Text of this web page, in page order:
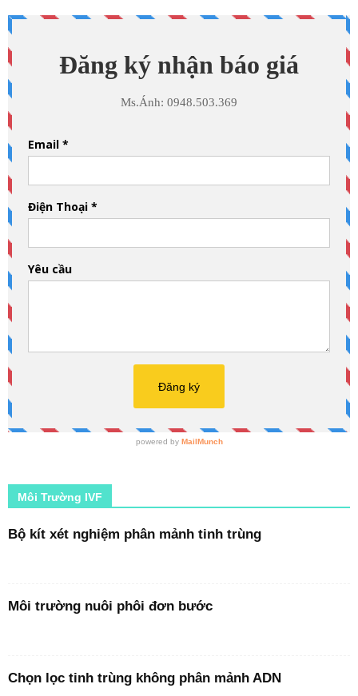
Môi Trường IVF
Bộ kít xét nghiệm phân mảnh tinh trùng
Môi trường nuôi phôi đơn bước
Chọn lọc tinh trùng không phân mảnh ADN